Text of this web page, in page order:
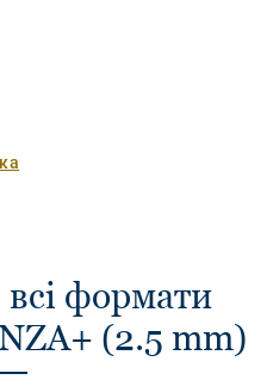
формати
(2.5 mm)